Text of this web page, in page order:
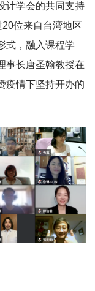
计学会的共同支持
20位来自台湾地区
式，融入课程学
事长唐圣翰教授在
疫情下坚持开办的